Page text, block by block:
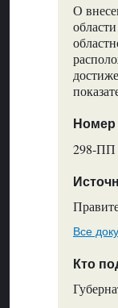
О
Номер
298-ПП
Все
Кто